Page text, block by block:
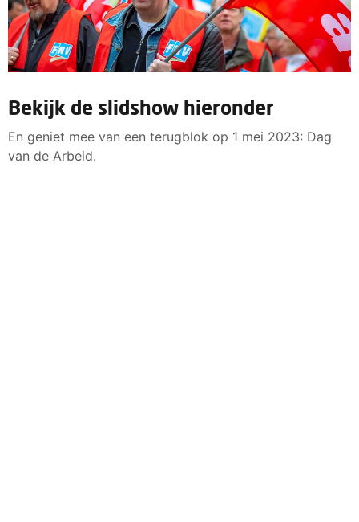
Bekijk de slidshow hieronder
En geniet mee van een terugblok op 1 mei 2023: Dag
van de Arbeid.